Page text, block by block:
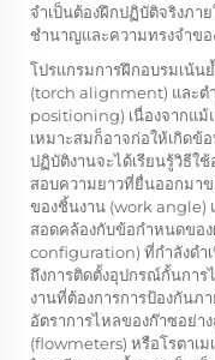
จำเป็นต้องฝึกปฏิบัติจริงภา
ชำนาญและความทรงจำขอ
โปรแกรมการฝึกอบรมเน้น
(torch alignment) และต
positioning) เนื่องจากแม้
เหมาะสมก็อาจก่อให้เกิดข้
ปฏิบัติงานจะได้เรียนรู้วิธีใ
สอบความยาวที่ยื่นออกมา
ของชิ้นงาน (work angle)
สอดคล้องกับข้อกำหนดขอ
configuration) ที่กำลังดำเ
ถึงการติดตั้งอุปกรณ์กั้นกา
งานที่ต้องการการป้องกัน
อัตราการไหลของก๊าซอย่า
(flowmeters) หรือโรตาเ